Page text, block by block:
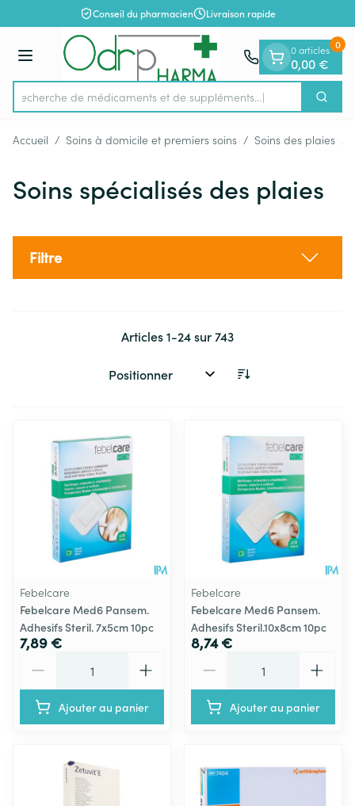
Aller au contenu
1 de 1Conseil du pharmacien Livraison rapide
Menu
Rechercher
Recherche de médicaments et de
0 articles
0,00 €
0
Accueil / Soins à domicile et premiers soins / Soins des plaies /
Soins spécialisés des plaies
Filtre
Articles1-24sur743
Trier par:
Febelcare
Febelcare Med6 Pansem.
Adhesifs Steril. 7x5cm 10pc
7,89 €
Ajouter au panier
Febelcare
Febelcare Med6 Pansem.
Adhesifs Steril.10x8cm 10pc
8,74 €
Ajouter au panier